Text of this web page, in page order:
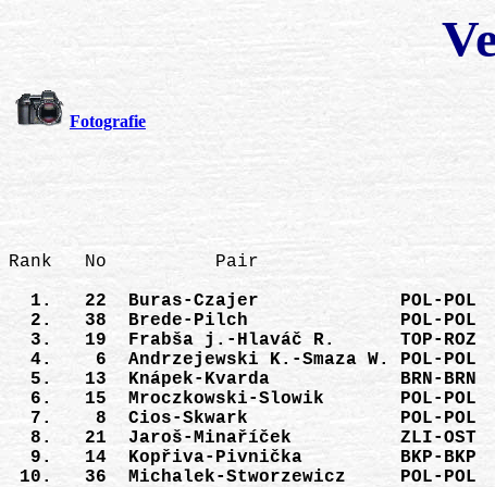
Fotografie
Rank   No          Pair
1.   22  Buras-Czajer             POL-POL
2.   38  Brede-Pilch              POL-POL
3.   19  Frabša j.-Hlaváč R.      TOP-ROZ
4.    6  Andrzejewski K.-Smaza W. POL-POL
5.   13  Knápek-Kvarda            BRN-BRN
6.   15  Mroczkowski-Slowik       POL-POL
7.    8  Cios-Skwark              POL-POL
8.   21  Jaroš-Minaříček          ZLI-OST
9.   14  Kopřiva-Pivnička         BKP-BKP
10.   36  Michalek-Stworzewicz     POL-